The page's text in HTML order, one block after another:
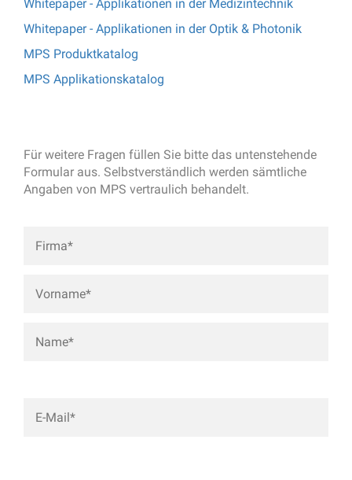
Whitepaper - Applikationen in der Medizintechnik
Whitepaper - Applikationen in der Optik & Photonik
MPS Produktkatalog
MPS Applikationskatalog
Für weitere Fragen füllen Sie bitte das untenstehende
Formular aus. Selbstverständlich werden sämtliche
Angaben von MPS vertraulich behandelt.